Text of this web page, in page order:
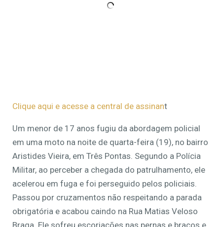
Clique aqui e acesse a central de assinant
Um menor de 17 anos fugiu da abordagem policial
em uma moto na noite de quarta-feira (19), no bairro
Aristides Vieira, em Três Pontas. Segundo a Polícia
Militar, ao perceber a chegada do patrulhamento, ele
acelerou em fuga e foi perseguido pelos policiais.
Passou por cruzamentos não respeitando a parada
obrigatória e acabou caindo na Rua Matias Veloso